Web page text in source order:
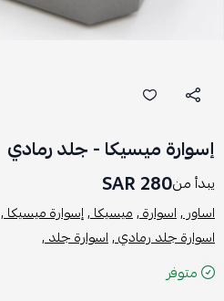
إسوارة ميسيكا - جلد رمادي
يبدأ من280 SAR
اساور ,اسوارة ,ميسيكا ,إسوارة ميسيكا ,
اسوارة جلد رمادي ,اسوارة جلد ,
متوفر